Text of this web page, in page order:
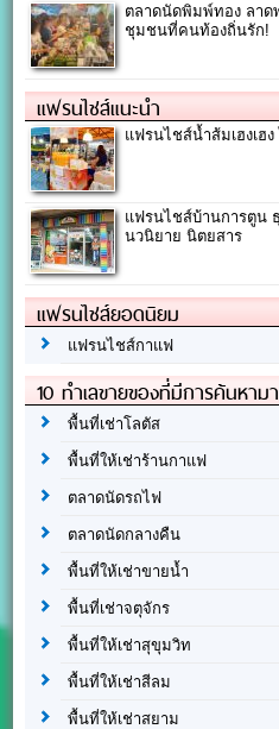
ตลาดนัดพิมพ์ทอง ลาด
ชุมชนที่คนท้องถิ่นรัก!
แฟรนไชส์แนะนำ
แฟรนไชส์น้ำส้มเฮงเฮ
แฟรนไชส์บ้านการตูน
นวนิยาย นิตยสาร
แฟรนไชส์ยอดนิยม
แฟรนไชส์กาแฟ
10 ทำเลขายของที่มีการค้นหาม
พื้นที่เช่าโลตัส
พื้นที่ให้เช่าร้านกาแฟ
ตลาดนัดรถไฟ
ตลาดนัดกลางคืน
พื้นที่ให้เช่าขายน้ำ
พื้นที่เช่าจตุจักร
พื้นที่ให้เช่าสุขุมวิท
พื้นที่ให้เช่าสีลม
พื้นที่ให้เช่าสยาม